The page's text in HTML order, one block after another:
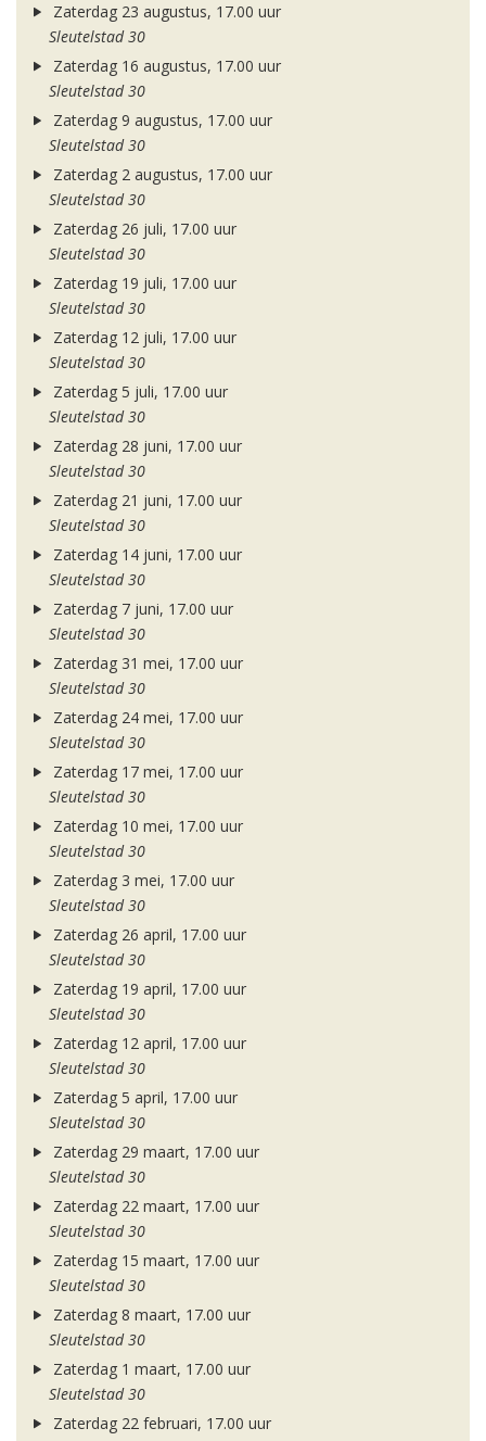
Zaterdag 23 augustus, 17.00 uur
Sleutelstad 30
Zaterdag 16 augustus, 17.00 uur
Sleutelstad 30
Zaterdag 9 augustus, 17.00 uur
Sleutelstad 30
Zaterdag 2 augustus, 17.00 uur
Sleutelstad 30
Zaterdag 26 juli, 17.00 uur
Sleutelstad 30
Zaterdag 19 juli, 17.00 uur
Sleutelstad 30
Zaterdag 12 juli, 17.00 uur
Sleutelstad 30
Zaterdag 5 juli, 17.00 uur
Sleutelstad 30
Zaterdag 28 juni, 17.00 uur
Sleutelstad 30
Zaterdag 21 juni, 17.00 uur
Sleutelstad 30
Zaterdag 14 juni, 17.00 uur
Sleutelstad 30
Zaterdag 7 juni, 17.00 uur
Sleutelstad 30
Zaterdag 31 mei, 17.00 uur
Sleutelstad 30
Zaterdag 24 mei, 17.00 uur
Sleutelstad 30
Zaterdag 17 mei, 17.00 uur
Sleutelstad 30
Zaterdag 10 mei, 17.00 uur
Sleutelstad 30
Zaterdag 3 mei, 17.00 uur
Sleutelstad 30
Zaterdag 26 april, 17.00 uur
Sleutelstad 30
Zaterdag 19 april, 17.00 uur
Sleutelstad 30
Zaterdag 12 april, 17.00 uur
Sleutelstad 30
Zaterdag 5 april, 17.00 uur
Sleutelstad 30
Zaterdag 29 maart, 17.00 uur
Sleutelstad 30
Zaterdag 22 maart, 17.00 uur
Sleutelstad 30
Zaterdag 15 maart, 17.00 uur
Sleutelstad 30
Zaterdag 8 maart, 17.00 uur
Sleutelstad 30
Zaterdag 1 maart, 17.00 uur
Sleutelstad 30
Zaterdag 22 februari, 17.00 uur